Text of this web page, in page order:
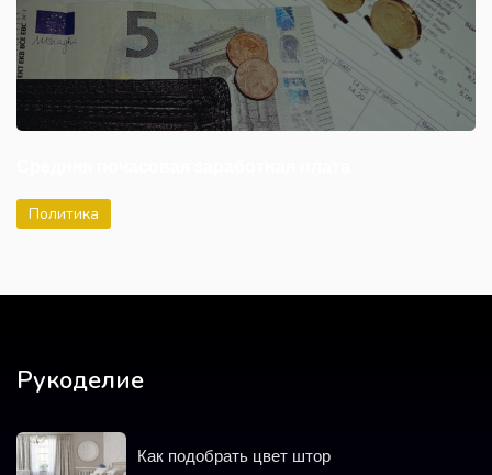
Политика
Рукоделие
Как подобрать цвет штор